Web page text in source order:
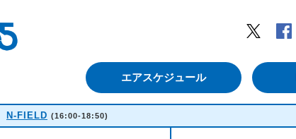
Twitter
エアスケジュール
N-FIELD (16:00-18:50)